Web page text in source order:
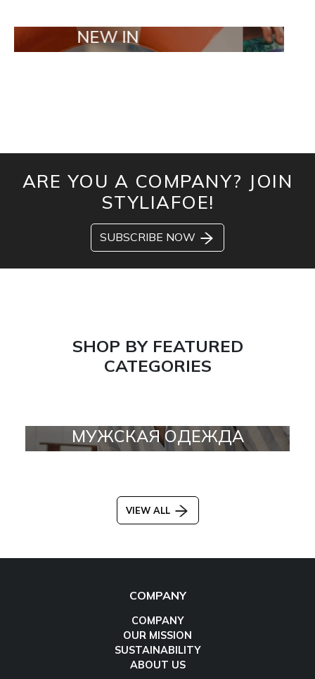
NEW IN TAILOR
ARE YOU A COMPANY? JOIN
STYLIAFOE!
SUBSCRIBE NOW
SHOP BY FEATURED
CATEGORIES
МУЖСКАЯ ОДЕЖДА
VIEW ALL
COMPANY
COMPANY
OUR MISSION
SUSTAINABILITY
ABOUT US